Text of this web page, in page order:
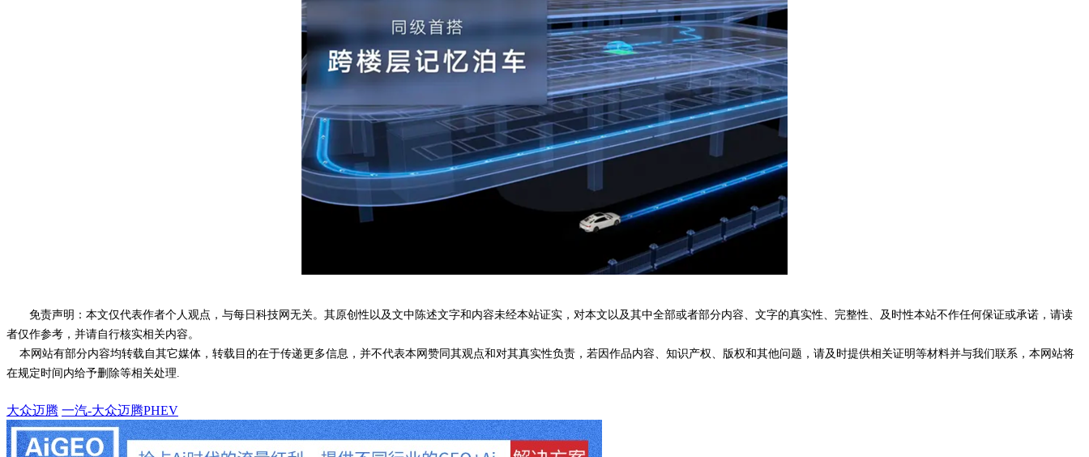
免责声明：本文仅代表作者个人观点，与每日科技网无关。其原创性以及文中陈述文字和内容未经本站证实，对本文以及其中全部或者部分内容、文字的真实性、完整性、及时性本站不作任何保证或承诺，请读
者仅作参考，并请自行核实相关内容。
本网站有部分内容均转载自其它媒体，转载目的在于传递更多信息，并不代表本网赞同其观点和对其真实性负责，若因作品内容、知识产权、版权和其他问题，请及时提供相关证明等材料并与我们联系，本网站将
在规定时间内给予删除等相关处理.
大众迈腾 一汽-大众迈腾PHEV